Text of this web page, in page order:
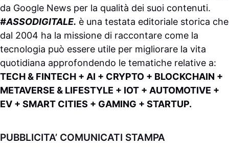
da Google News per la qualità dei suoi contenuti.
#ASSODIGITALE. è una testata editoriale storica che
dal 2004 ha la missione di raccontare come la
tecnologia può essere utile per migliorare la vita
quotidiana approfondendo le tematiche relative a:
TECH & FINTECH + AI + CRYPTO + BLOCKCHAIN +
METAVERSE & LIFESTYLE + IOT + AUTOMOTIVE +
EV + SMART CITIES + GAMING + STARTUP.
PUBBLICITA’ COMUNICATI STAMPA